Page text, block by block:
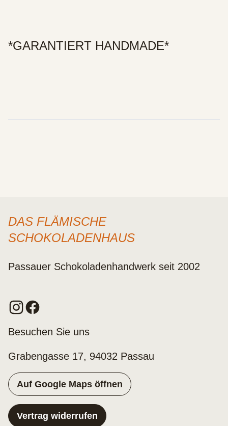
*GARANTIERT HANDMADE*
DAS FLÄMISCHE
SCHOKOLADENHAUS
Passauer Schokoladenhandwerk seit 2002
Besuchen Sie uns
Grabengasse 17, 94032 Passau
Auf Google Maps öffnen
Vertrag widerrufen